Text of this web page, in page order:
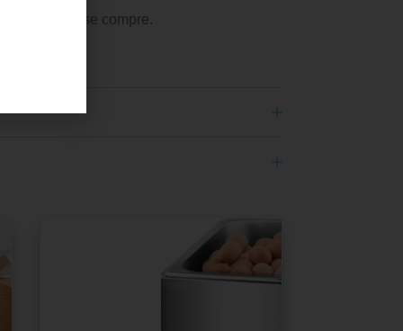
que se compre.